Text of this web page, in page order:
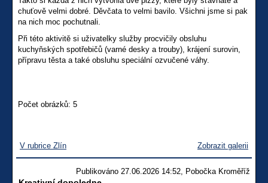
chuťově velmi dobré. Děvčata to velmi bavilo. Všichni jsme si pak
na nich moc pochutnali.
Při této aktivitě si uživatelky služby procvičily obsluhu
kuchyňských spotřebičů (varné desky a trouby), krájení surovin,
přípravu těsta a také obsluhu speciální ozvučené váhy.
Počet obrázků: 5
V rubrice Zlín Zobrazit galerii
Publikováno 27.06.2026 14:52, Pobočka Kroměříž